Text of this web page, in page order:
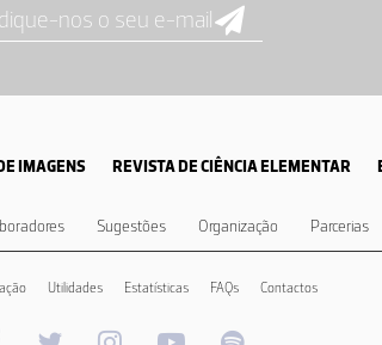
IMAGENS REVISTA DE CIÊNCIA ELEMENTAR
Sugestões Organização Parcerias
Utilidades Estatísticas FAQs Contactos